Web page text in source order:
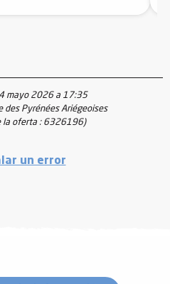
mayo 2026 a 17:35
des Pyrénées Ariégeoises
la oferta : 6326196)
un error